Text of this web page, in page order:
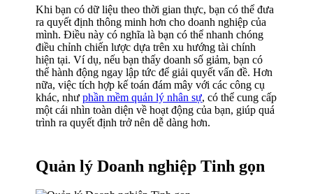
Khi bạn có dữ liệu theo thời gian thực, bạn có thể đưa
ra quyết định thông minh hơn cho doanh nghiệp của
mình. Điều này có nghĩa là bạn có thể nhanh chóng
điều chỉnh chiến lược dựa trên xu hướng tài chính
hiện tại. Ví dụ, nếu bạn thấy doanh số giảm, bạn có
thể hành động ngay lập tức để giải quyết vấn đề. Hơn
nữa, việc tích hợp kế toán đám mây với các công cụ
khác, nhưphần mềm quản lý nhân sự, có thể cung cấp
một cái nhìn toàn diện về hoạt động của bạn, giúp quá
trình ra quyết định trở nên dễ dàng hơn.
Quản lý Doanh nghiệp Tinh gọn